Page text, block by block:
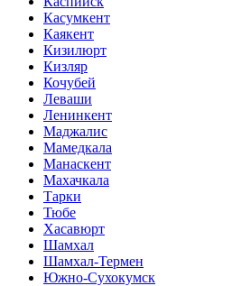
Касумкент
Каякент
Кизилюрт
Кизляр
Кочубей
Леваши
Ленинкент
Маджалис
Мамедкала
Манаскент
Махачкала
Тарки
Тюбе
Хасавюрт
Шамхал
Шамхал-Термен
Южно-Сухокумск